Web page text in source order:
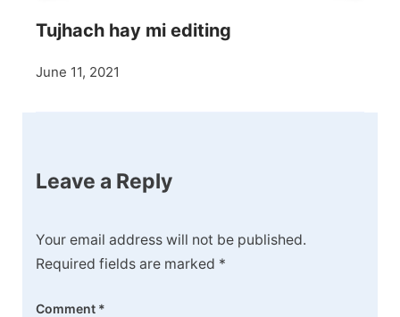
Tujhach hay mi editing
June 11, 2021
Leave a Reply
Your email address will not be published.
Required fields are marked *
Comment *